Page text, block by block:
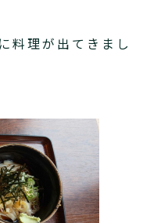
料理が出てきまし